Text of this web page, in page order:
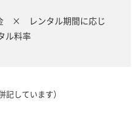
× レンタル期間に応じ
ル料率
記しています）